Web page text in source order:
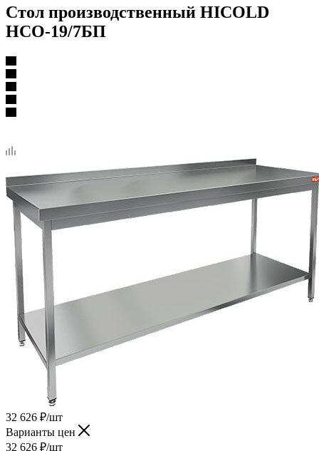
Стол производственный HICOLD
НСО-19/7БП
32 626 ₽/шт
Варианты цен
32 626 ₽/шт